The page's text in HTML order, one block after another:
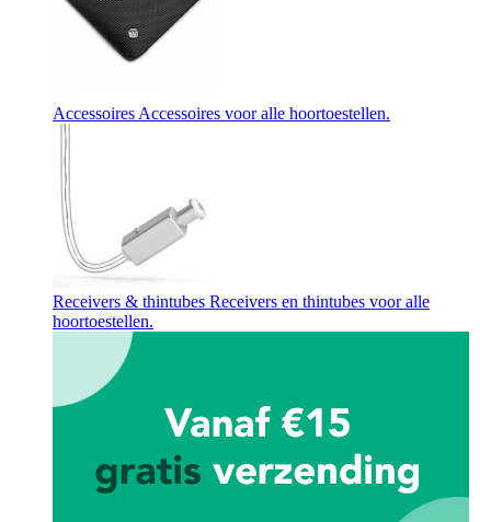
Accessoires Accessoires voor alle hoortoestellen.
Receivers & thintubes Receivers en thintubes voor alle
hoortoestellen.